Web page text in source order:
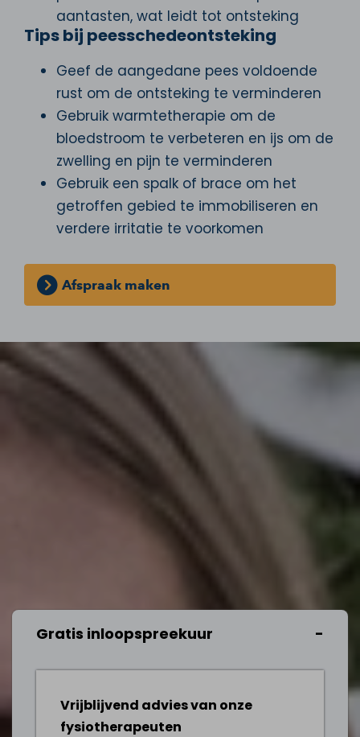
aantasten, wat leidt tot ontsteking
Tips bij peesschedeontsteking
Geef de aangedane pees voldoende
rust om de ontsteking te verminderen
Gebruik warmtetherapie om de
bloedstroom te verbeteren en ijs om de
zwelling en pijn te verminderen
Gebruik een spalk of brace om het
getroffen gebied te immobiliseren en
verdere irritatie te voorkomen
Afspraak maken
Gratis inloopspreekuur
Vrijblijvend advies van onze
fysiotherapeuten